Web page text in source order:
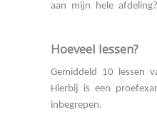
aan mijn hele afdeling?
Hoeveel lessen?
Gemiddeld 10 lessen
Hierbij is een
inbegrepen.